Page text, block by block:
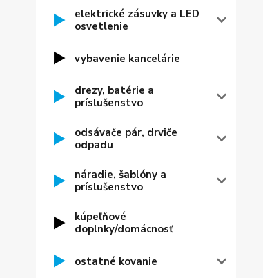
elektrické zásuvky a LED
osvetlenie
vybavenie kancelárie
drezy, batérie a
príslušenstvo
odsávače pár, drviče
odpadu
náradie, šablóny a
príslušenstvo
kúpeľňové
doplnky/domácnosť
ostatné kovanie